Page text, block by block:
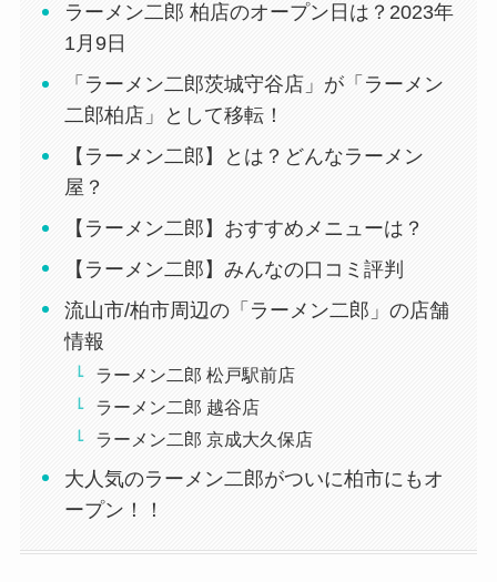
ラーメン二郎 柏店のオープン日は？2023年
1月9日
「ラーメン二郎茨城守谷店」が「ラーメン
二郎柏店」として移転！
【ラーメン二郎】とは？どんなラーメン
屋？
【ラーメン二郎】おすすめメニューは？
【ラーメン二郎】みんなの口コミ評判
流山市/柏市周辺の「ラーメン二郎」の店舗
情報
ラーメン二郎 松戸駅前店
ラーメン二郎 越谷店
ラーメン二郎 京成大久保店
大人気のラーメン二郎がついに柏市にもオ
ープン！！